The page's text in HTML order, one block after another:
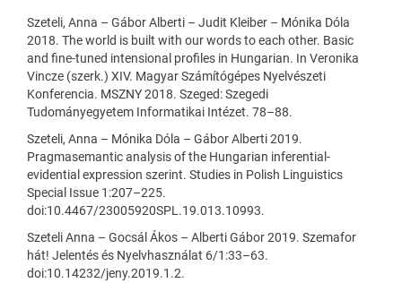
Szeteli, Anna – Gábor Alberti – Judit Kleiber – Mónika Dóla
2018. The world is built with our words to each other. Basic
and fine-tuned intensional profiles in Hungarian. In Veronika
Vincze (szerk.) XIV. Magyar Számítógépes Nyelvészeti
Konferencia. MSZNY 2018. Szeged: Szegedi
Tudományegyetem Informatikai Intézet. 78–88.
Szeteli, Anna – Mónika Dóla – Gábor Alberti 2019.
Pragmasemantic analysis of the Hungarian inferential-
evidential expression szerint. Studies in Polish Linguistics
Special Issue 1:207–225.
doi:10.4467/23005920SPL.19.013.10993.
Szeteli Anna – Gocsál Ákos – Alberti Gábor 2019. Szemafor
hát! Jelentés és Nyelvhasználat 6/1:33–63.
doi:10.14232/jeny.2019.1.2.